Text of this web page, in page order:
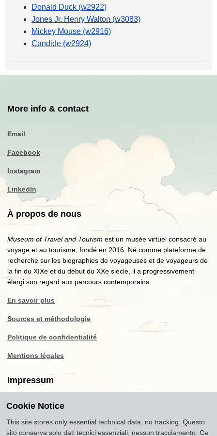
Donald Duck (w2922)
Jones Jr. Henry Walton (w3083)
Mickey Mouse (w2916)
Candide (w2924)
More info & contact
Email
Facebook
Instagram
LinkedIn
À propos de nous
Museum of Travel and Tourism est un musée virtuel consacré au
voyage et au tourisme, fondé en 2016. Né comme plateforme de
recherche sur les biographies de voyageuses et de voyageurs de
la fin du XIXe et du début du XXe siècle, il a progressivement
élargi son regard aux parcours contemporains.
En savoir plus
Sources et méthodologie
Politique de confidentialité
Mentions légales
Impressum
Copyright2016-2026
museumoftravel.org"
Cookie Notice
This site stores only essential technical data, no tracking. Questo
sito conserva solo dati tecnici essenziali, nessun tracciamento. Ce